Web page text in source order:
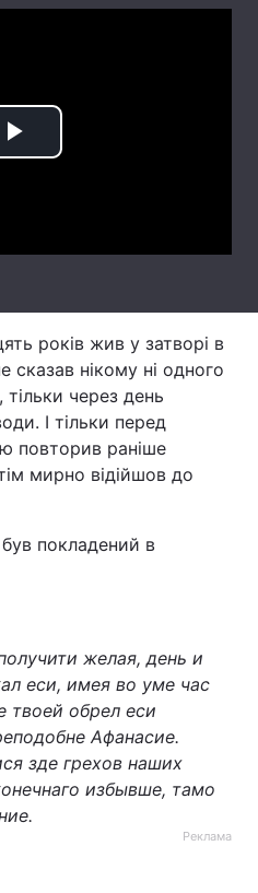
Статті
Play
років жив у затворі в
сказав нікому ні одного
тільки через день
І тільки перед
повторив раніше
мирно відійшов до
покладений в
желая, день и
еси, имея во уме час
твоей обрел еси
Афанасие.
зде грехов наших
избывше, тамо
Реклама